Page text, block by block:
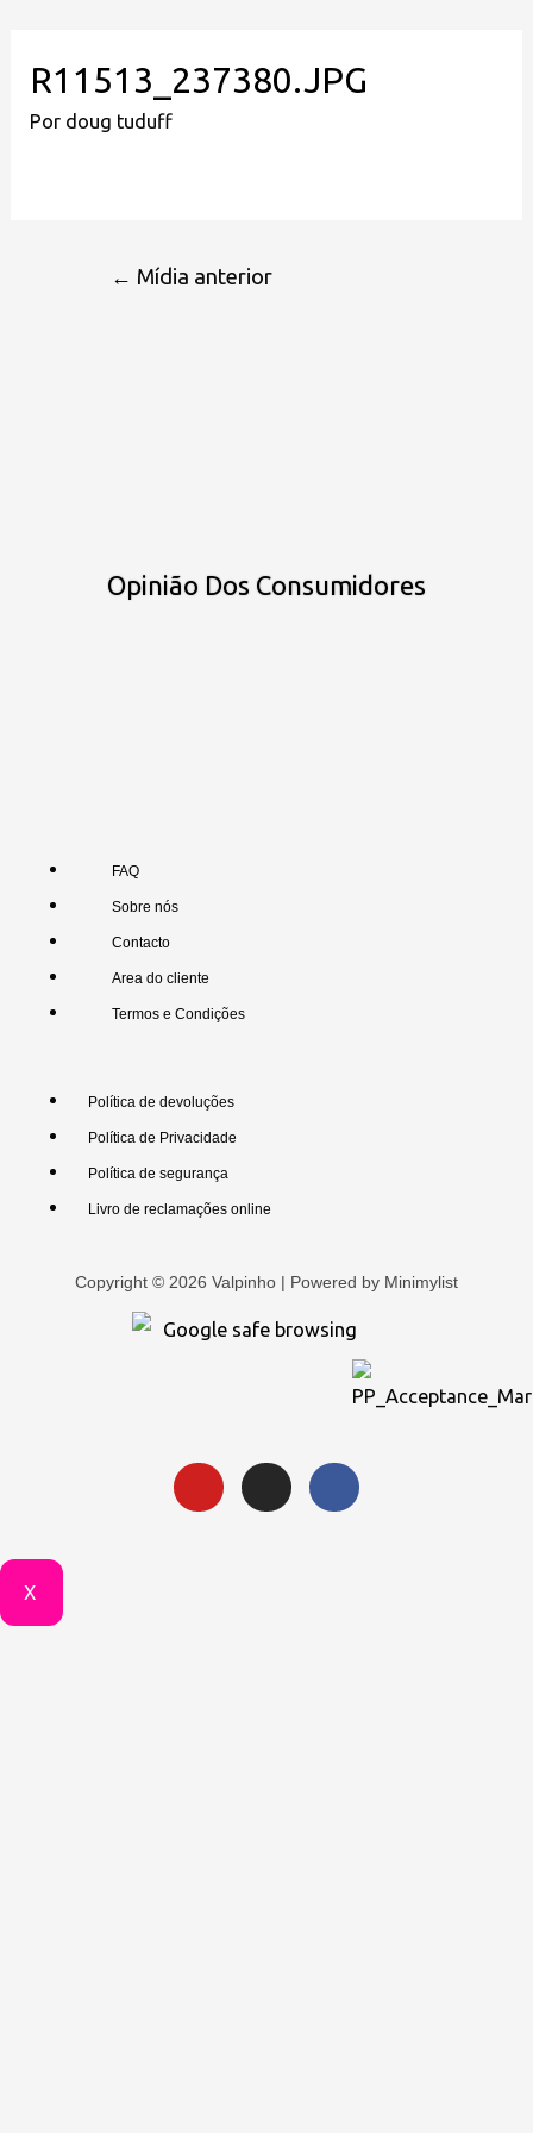
R11513_237380.JPG
Por doug tuduff
← Mídia anterior
Opinião Dos Consumidores
FAQ
Sobre nós
Contacto
Area do cliente
Termos e Condições
Política de devoluções
Política de Privacidade
Política de segurança
Livro de reclamações online
Copyright © 2026 Valpinho | Powered by Minimylist
X